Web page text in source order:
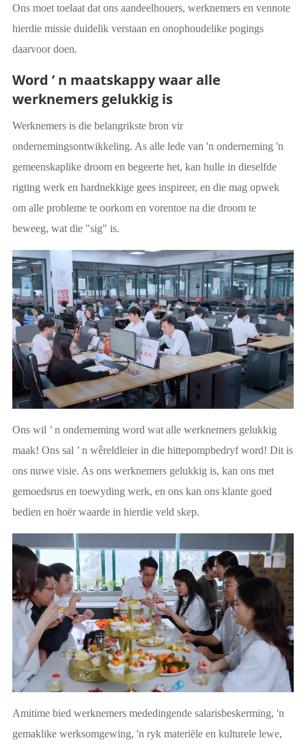
Ons moet toelaat dat ons aandeelhouers, werknemers en vennote
hierdie missie duidelik verstaan en onophoudelike pogings
daarvoor doen.
Word ’ n maatskappy waar alle
werknemers gelukkig is
Werknemers is die belangrikste bron vir
ondernemingsontwikkeling. As alle lede van 'n onderneming 'n
gemeenskaplike droom en begeerte het, kan hulle in dieselfde
rigting werk en hardnekkige gees inspireer, en die mag opwek
om alle probleme te oorkom en vorentoe na die droom te
beweeg, wat die "sig" is.
Ons wil ’ n onderneming word wat alle werknemers gelukkig
maak! Ons sal ’ n wêreldleier in die hittepompbedryf word! Dit is
ons nuwe visie. As ons werknemers gelukkig is, kan ons met
gemoedsrus en toewyding werk, en ons kan ons klante goed
bedien en hoër waarde in hierdie veld skep.
Amitime bied werknemers mededingende salarisbeskerming, 'n
gemaklike werksomgewing, 'n ryk materiële en kulturele lewe,